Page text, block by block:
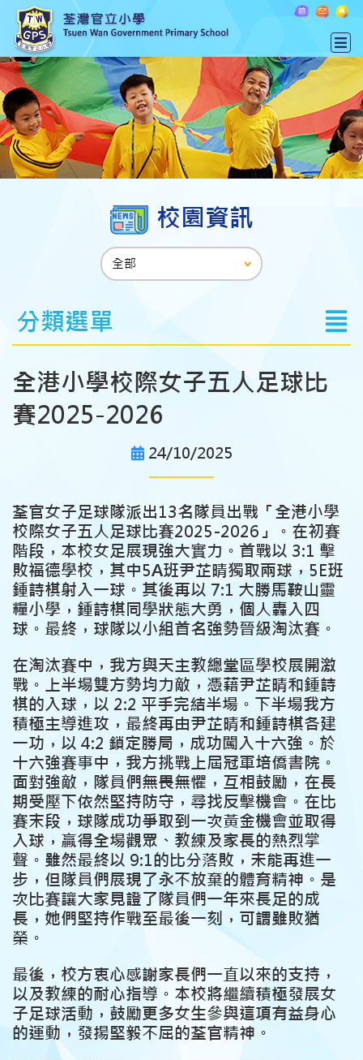
校園資訊
分類選單
全港小學校際女子五人足球比
賽2025-2026
24/10/2025
荃官女子足球隊派出13名隊員出戰「全港小學
校際女子五人足球比賽2025-2026」。在初賽
階段，本校女足展現強大實力。首戰以 3:1 擊
敗福德學校，其中5A班尹芷晴獨取兩球，5E班
鍾詩棋射入一球。其後再以 7:1 大勝馬鞍山靈
糧小學，鍾詩棋同學狀態大勇，個人轟入四
球。最終，球隊以小組首名強勢晉級淘汰賽。
在淘汰賽中，我方與天主教總堂區學校展開激
戰。上半場雙方勢均力敵，憑藉尹芷晴和鍾詩
棋的入球，以 2:2 平手完結半場。下半場我方
積極主導進攻，最終再由尹芷晴和鍾詩棋各建
一功，以 4:2 鎖定勝局，成功闖入十六強。於
十六強賽事中，我方挑戰上屆冠軍培僑書院。
面對強敵，隊員們無畏無懼，互相鼓勵，在長
期受壓下依然堅持防守，尋找反擊機會。在比
賽末段，球隊成功爭取到一次黃金機會並取得
入球，贏得全場觀眾、教練及家長的熱烈掌
聲。雖然最終以 9:1的比分落敗，未能再進一
步，但隊員們展現了永不放棄的體育精神。是
次比賽讓大家見證了隊員們一年來長足的成
長，她們堅持作戰至最後一刻，可謂雖敗猶
榮。
最後，校方衷心感謝家長們一直以來的支持，
以及教練的耐心指導。本校將繼續積極發展女
子足球活動，鼓勵更多女生參與這項有益身心
的運動，發揚堅毅不屈的荃官精神。